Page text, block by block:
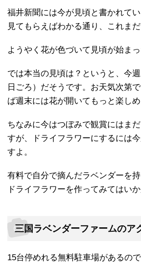
福井新聞には今が見頃と書かれて
見てもらえばわかる通り、これまだ
ようやく花が色づいて見頃が始まっ
では本当の見頃は？というと、今
日ごろ）だそうです。お天気次第
ば週末には花が開いてもっと楽しめ
ちなみに今はつぼみで観賞にはま
すが、ドライフラワーにするには
すよ。
有料で自分で摘んだラベンダーを持
ドライフラワーを作ってみてはいか
三国ラベンダーファームのア
15台停めれる無料駐車場があるの